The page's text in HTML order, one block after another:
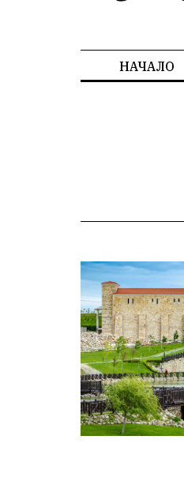
НАЧАЛО